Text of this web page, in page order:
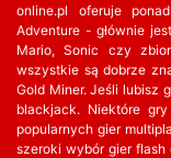
online.pl oferuje
Adventure - głównie
Mario, Sonic czy
wszystkie są dobrze
Gold Miner. Jeśli lubisz
blackjack. Niektóre
popularnych gier
szeroki wybór gier flash